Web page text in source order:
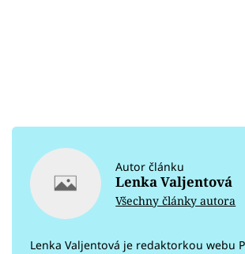
Autor článku
Lenka Valjentová
Všechny články autora
Lenka Valjentová je redaktorkou webu